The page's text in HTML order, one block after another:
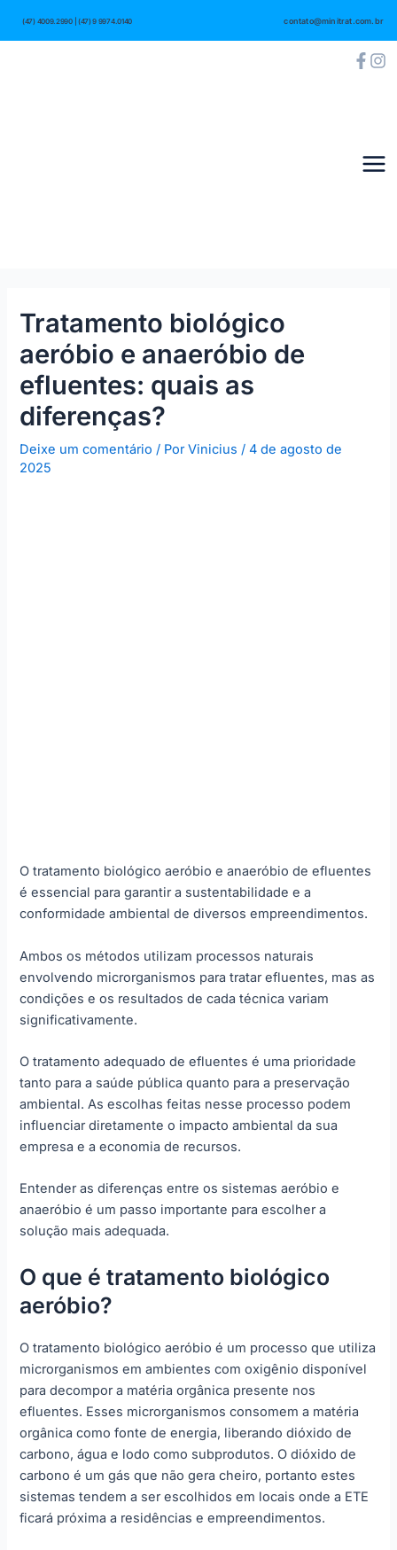
(47) 4009.2990 | (47) 9 9974.0140 contato@minitrat.com.br
Tratamento biológico
aeróbio e anaeróbio de
efluentes: quais as
diferenças?
Deixe um comentário / PorVinicius/4 de agosto de
2025
O tratamento biológico aeróbio e anaeróbio de efluentes
é essencial para garantir a sustentabilidade e a
conformidade ambiental de diversos empreendimentos.
Ambos os métodos utilizam processos naturais
envolvendo microrganismos para tratar efluentes, mas as
condições e os resultados de cada técnica variam
significativamente.
O tratamento adequado de efluentes é uma prioridade
tanto para a saúde pública quanto para a preservação
ambiental. As escolhas feitas nesse processo podem
influenciar diretamente o impacto ambiental da sua
empresa e a economia de recursos.
Entender as diferenças entre os sistemas aeróbio e
anaeróbio é um passo importante para escolher a
solução mais adequada.
O que é tratamento biológico
aeróbio?
O tratamento biológico aeróbio é um processo que utiliza
microrganismos em ambientes com oxigênio disponível
para decompor a matéria orgânica presente nos
efluentes. Esses microrganismos consomem a matéria
orgânica como fonte de energia, liberando dióxido de
carbono, água e lodo como subprodutos. O dióxido de
carbono é um gás que não gera cheiro, portanto estes
sistemas tendem a ser escolhidos em locais onde a ETE
ficará próxima a residências e empreendimentos.